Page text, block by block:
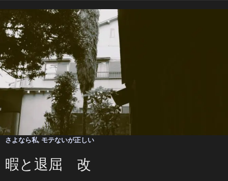
さよなら私, モテないが正しい
暇と退屈 改